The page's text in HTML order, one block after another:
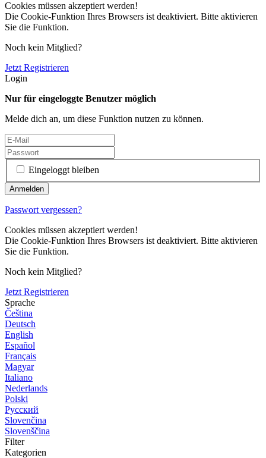
Cookies müssen akzeptiert werden!
Die Cookie-Funktion Ihres Browsers ist deaktiviert. Bitte aktivieren
Sie die Funktion.
Noch kein Mitglied?
Jetzt Registrieren
Login
Nur für eingeloggte Benutzer möglich
Melde dich an, um diese Funktion nutzen zu können.
Eingeloggt bleiben
Passwort vergessen?
Cookies müssen akzeptiert werden!
Die Cookie-Funktion Ihres Browsers ist deaktiviert. Bitte aktivieren
Sie die Funktion.
Noch kein Mitglied?
Jetzt Registrieren
Sprache
Čeština
Deutsch
English
Español
Français
Magyar
Italiano
Nederlands
Polski
Русский
Slovenčina
Slovenščina
Filter
Kategorien